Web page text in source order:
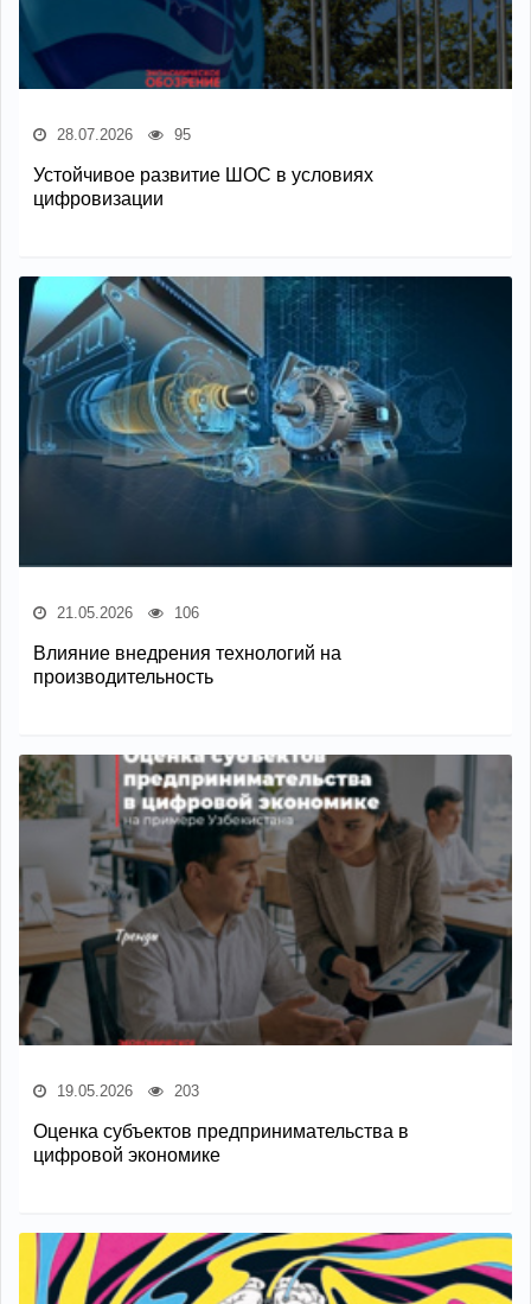
28.07.2026 95
Устойчивое развитие ШОС в условиях
цифровизации
21.05.2026 106
Влияние внедрения технологий на
производительность
19.05.2026 203
Оценка субъектов предпринимательства в
цифровой экономике